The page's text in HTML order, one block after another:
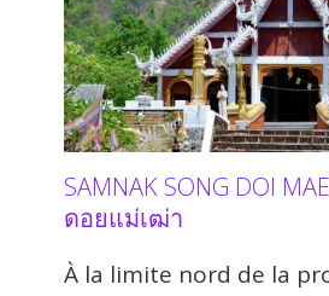
SAMNAK SONG DOI
ดอยแม่เฒ่า
À la limite nord de la